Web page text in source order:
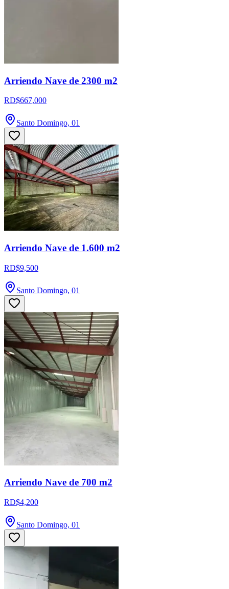
Arriendo Nave de 2300 m2
RD$667,000
Santo Domingo, 01
Arriendo Nave de 1.600 m2
RD$9,500
Santo Domingo, 01
Arriendo Nave de 700 m2
RD$4,200
Santo Domingo, 01